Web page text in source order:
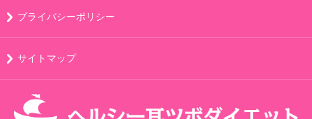
プライバシーポリシー
サイトマップ